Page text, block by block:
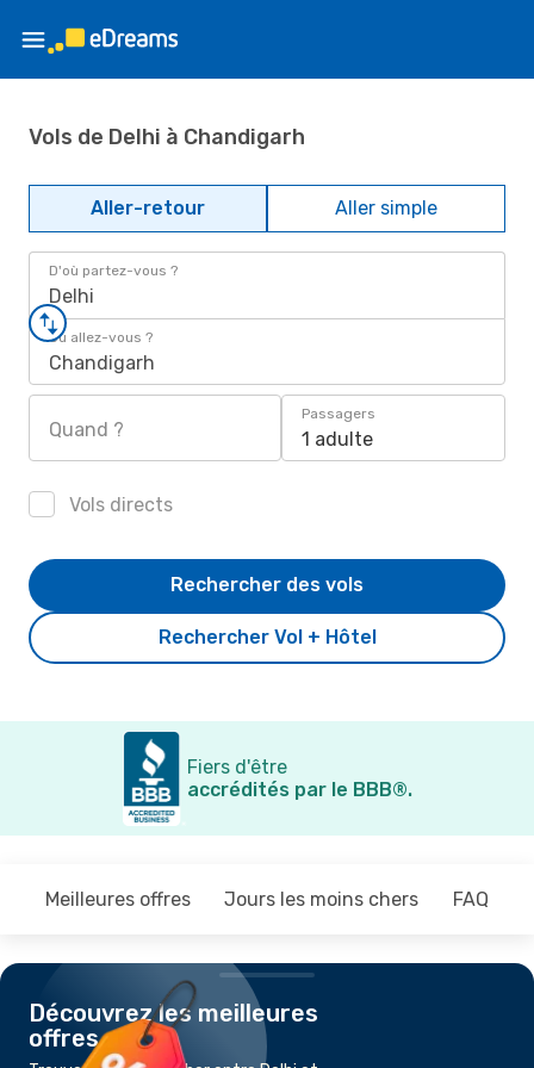
Vols de Delhi à Chandigarh
Aller-retour Aller simple
D'où partez-vous ?
Delhi
Où allez-vous ?
Chandigarh
Quand ?
Passagers
1 adulte
Vols directs
Rechercher Vol + Hôtel
Rechercher des vols
Fiers d'être
accrédités par le BBB®.
Meilleures offres Jours les moins chers FAQ
Découvrez les meilleures
offres